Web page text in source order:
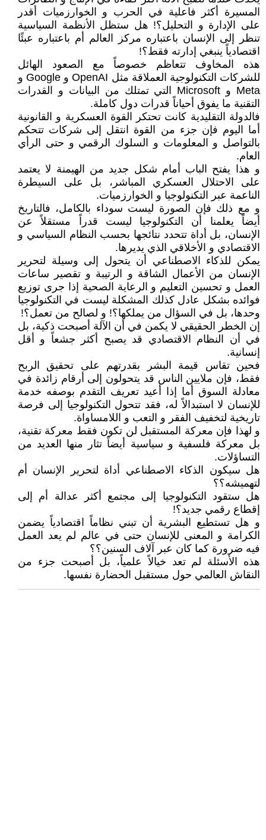
المسيرة أكثر فاعلية في الحرب و الخوارزميات أقدر
على الإدارة و التحليل؟! هل ستظل الأنظمة السياسية
تنظر إلى الإنسان باعتباره مركز العالم أم باعتباره عبئًا
اقتصادياً ينبغي إدارته فقط؟!
هذه المخاوف تتعاظم خصوصاً مع الصعود الهائل
للشركات التكنولوجية العملاقة مثل OpenAI و Google و
Meta و Microsoft التي تمتلك من البيانات و القدرات
التقنية ما يفوق أحياناً قدرات دول كاملة.
فالدولة التقليدية كانت تحتكر القوة العسكرية و القانونية
أما اليوم فإن جزء من القوة انتقل إلى شركات تتحكم
بالتواصل و المعلومات و السلوك الرقمي و حتى الرأي
العام.
و هذا يفتح الباب أمام شكل جديد من الهيمنة لا يعتمد
على الاحتلال العسكري المباشر، بل على السيطرة
الناعمة عبر التكنولوجيا و الخوارزميات.
و مع ذلك فإن الصورة ليست سوداء بالكامل، فالتاريخ
أيضاً يعلمنا أن التكنولوجيا ليست قدراً مستقلاً عن
الإنسان، بل أداة تتحدد نتائجها بحسب النظام السياسي و
الاقتصادي و الأخلاقي الذي يديرها.
يمكن للذكاء الاصطناعي أن يتحول إلى وسيلة لتحرير
الإنسان من الأعمال الشاقة و الرتيبة و تقصير ساعات
العمل و تحسين التعليم و الرعاية الصحية إذا جرى توزيع
فوائده بشكل عادل كذلك المشكلة ليست في التكنولوجيا
وحدها، بل في السؤال من يملكها؟! و لصالح من تعمل؟!
إن الخطر الحقيقي لا يكمن في أن الآلة أصبحت ذكية، بل
في أن النظام الاقتصادي قد يصبح أكثر جشعاً و أقل
إنسانية.
فحين تقاس قيمة البشر بقدرتهم على تحقيق الربح
فقط، فإن ملايين الناس قد يتحولون إلى أرقام زائدة في
معادلة السوق أما إذا أعيد تعريف التقدم بوصفه خدمة
للإنسان لا استبدالاً له، فقد تتحول التكنولوجيا إلى فرصة
تاريخية لتخفيف الفقر و التعب و اللامساواة.
و لهذا فإن معركة المستقبل لن تكون فقط معركة تقنية،
بل معركة فلسفية و سياسية أيضاً تثار منها العديد من
التساؤلات.
هل سيكون الذكاء الاصطناعي أداة لتحرير الإنسان أم
لتهميشه؟؟
هل ستقود التكنولوجيا إلى مجتمع أكثر عدالة أم إلى
إقطاع رقمي جديد؟!
و هل تستطيع البشرية أن تبني نظاماً اقتصادياً يضمن
الكرامة و المعنى للإنسان حتى في عالم لم يعد العمل
فيه ضرورة كما كان عبر آلاف السنين؟؟
هذه الأسئلة لم تعد خيالاً علمياً، بل أصبحت جزء من
النقاش العالمي حول مستقبل الحضارة نفسها.